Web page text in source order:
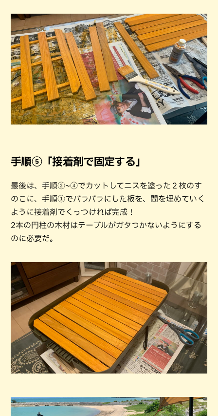
手順⑤「接着剤で固定する」
最後は、手順②~④でカットしてニスを塗った２枚のす
のこに、手順①でバラバラにした板を、間を埋めていく
ように接着剤でくっつければ完成！
2本の円柱の木材はテーブルがガタつかないようにする
のに必要だ。